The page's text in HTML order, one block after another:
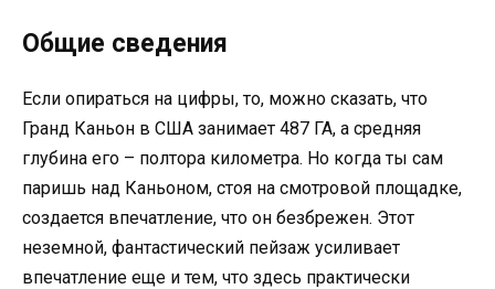
Общие сведения
Если опираться на цифры, то, можно сказать, что
Гранд Каньон в США занимает 487 ГА, а средняя
глубина его – полтора километра. Но когда ты сам
паришь над Каньоном, стоя на смотровой площадке,
создается впечатление, что он безбрежен. Этот
неземной, фантастический пейзаж усиливает
впечатление еще и тем, что здесь практически